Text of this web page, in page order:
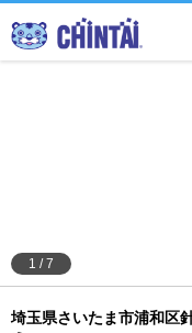
1 /7
埼玉県さいたま市浦和区